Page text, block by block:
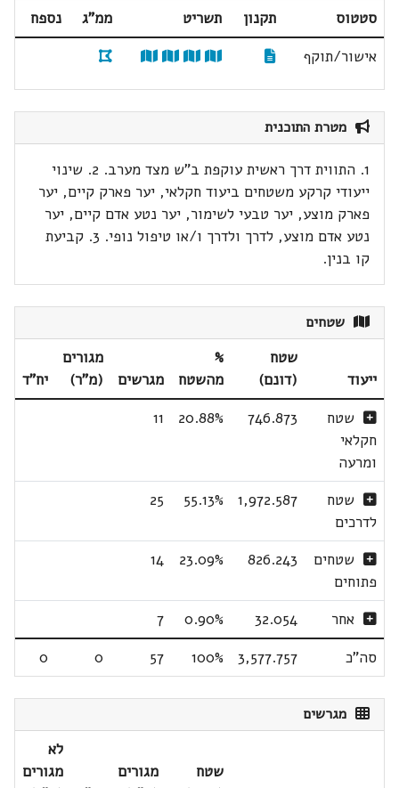
סטטוס תקנון תשריט ממ"ג
נספח
אישור/תוקף
מטרת התוכנית
1. התווית דרך ראשית עוקפת ב"ש מצד מערב. 2. שינוי
ייעודי קרקע משטחים ביעוד חקלאי, יער פארק קיים, יער
פארק מוצע, יער טבעי לשימור, יער נטע אדם קיים, יער
נטע אדם מוצע, לדרך ולדרך ו/או טיפול נופי. 3. קביעת
קו בנין.
שטחים
ייעוד
שטח
(דונם)
%
מהשטח
מגרשים
מגורים
(מ"ר)
יח"ד
שטח
חקלאי
ומרעה
746.873
20.88%
11
שטח
לדרכים
1,972.587
55.13%
25
שטחים
פתוחים
826.243
23.09%
14
אחר 32.054
0.90%
7
סה"כ
3,577.757
100%
57
0
0
מגרשים
שטח
מגורים
לא
מגורים